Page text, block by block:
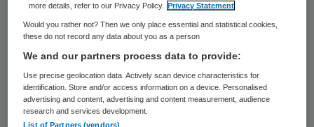
Eind november werd al bekend dat twee
omstreden kno-artsen van het Utrechtse
ziekenhuis voorlopig geen operaties meer
zouden uitvoeren. Het UMC raakte vorig
jaar in opspraak nadat het programma
Zembla misstanden op de afdeling keel-,
more details, refer to our Privacy Policy.
Privacy Statement
Would you rather not? Then we only place essential and statistical cookies,
these do not record any data about you as a person
We and our partners process data to provide:
Use precise geolocation data. Actively scan device characteristics for
identification. Store and/or access information on a device. Personalised
advertising and content, advertising and content measurement, audience
research and services development.
List of Partners (vendors)